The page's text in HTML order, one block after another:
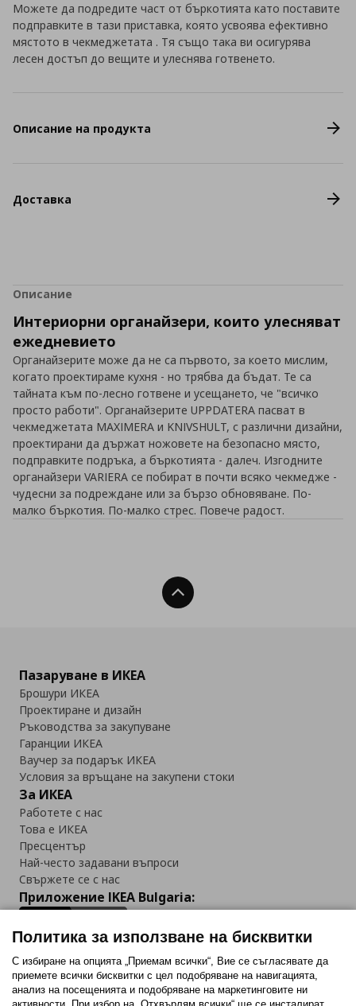
Можете да подредите част от бъркотията като поставите
подправките в тази приставка, която усвоява ефективно
мястото в чекмеджетата . Тя също така ви осигурява
лесен достъп до вещите и улеснява готвенето.
Описание на продукта
Доставка
Описание
Интериорни органайзери, които улесняват
ежедневието
Органайзерите може да не са първото, за което мислим,
когато проектираме кухня - но трябва да бъдат. Те са
тайната към по-лесно готвене и усещането, че "всичко
просто работи". Органайзерите UPPDATERA пасват в
чекмеджетата MAXIMERA и KNIVSHULT, с различни дизайни,
проектирани да държат ножовете на безопасно място,
подправките подръка, а бъркотията - далеч. Изгодните
органайзери VARIERA се побират в почти всяко чекмедже -
чудесни за подреждане или за бързо обновяване. По-
малко бъркотия. По-малко стрес. Повече радост.
Нагоре
Пазаруване в ИКЕА
Брошури ИКЕА
Проектиране и дизайн
Ръководства за закупуване
Гаранции ИКЕА
Ваучер за подарък ИКЕА
Условия за връщане на закупени стоки
За ИКЕА
Работете с нас
Това е ИКЕА
Пресцентър
Най-често задавани въпроси
Свържете се с нас
Приложение IKEA Bulgaria:
Последвайте ни:
Политика за използване на бисквитки
С избиране на опцията „Приемам всички“, Вие се съгласявате да
приемете всички бисквитки с цел подобряване на навигацията,
анализ на посещенията и подобряване на маркетинговите ни